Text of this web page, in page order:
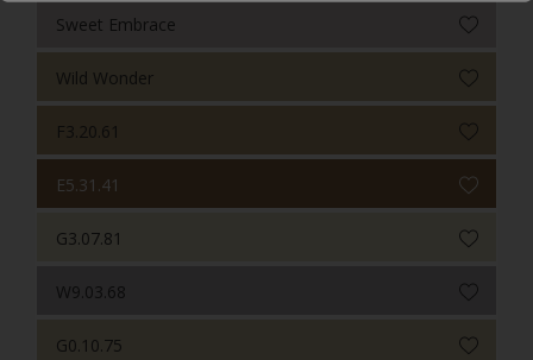
Sweet Embrace
Wild Wonder
F3.20.61
E5.31.41
G3.07.81
W9.03.68
G0.10.75